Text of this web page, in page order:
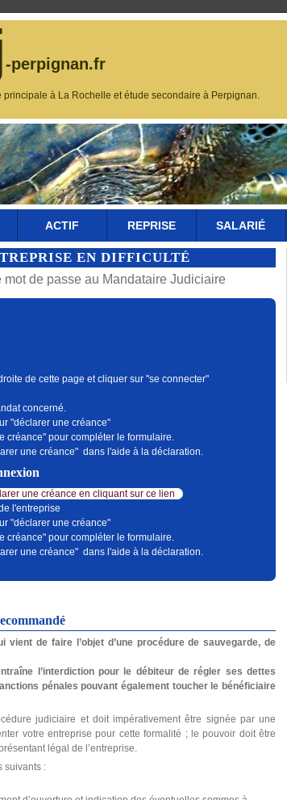
-perpignan.fr
principale à La Rochelle et étude secondaire à Perpignan.
ACTIF REPRISE SALARIÉ
EN DIFFICULTÉ
de passe au Mandataire Judiciaire
de cette page et cliquer sur "se connecter"
concerné.
"déclarer une créance"
créance" pour compléter le formulaire.
une créance" dans l'aide à la déclaration.
une créance en cliquant sur ce lien
l'entreprise
"déclarer une créance"
créance" pour compléter le formulaire.
une créance" dans l'aide à la déclaration.
de faire l’objet d’une procédure de sauvegarde, de
l’interdiction pour le débiteur de régler ses dettes
pénales pouvant également toucher le bénéficiaire
judiciaire et doit impérativement être signée par une
votre entreprise pour cette formalité ; le pouvoir doit être
légal de l’entreprise.
suivants :